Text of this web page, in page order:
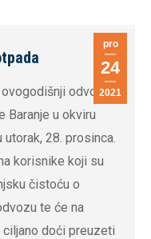
pro
24
2021
odvoz
Baranje u okviru
28. prosinca.
korisnike koji su
čistoću o
te će na
doći preuzeti